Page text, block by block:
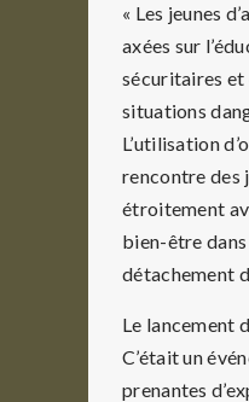
« Les jeunes
axées sur
sécuritaires et
situations
L’utilisation
rencontre des
étroitement
bien-être
détachement
Le lancement
C’était un
prenantes